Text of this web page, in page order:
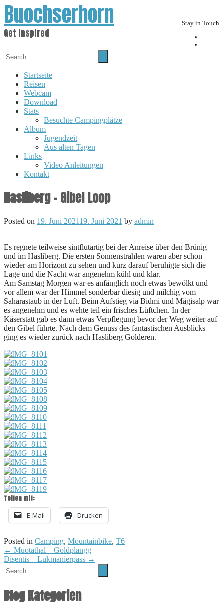
Buochserhorn
Get inspired
Stay in Touch
Startseite
Reisen
Webcam
Download
Stats
Besuchte Campingplätze
Album
Jugendzeit
Aus alten Tagen
Links
Video Anleitungen
Kontakt
Hasliberg – Gibel Loop
Posted on 19. Juni 202119. Juni 2021 by admin
Es regnete teilweise sintflutartig bei der Anreise über den Brünig
und im Hasliberg. Die ersten Sonnenstrahlen waren aber schon
wieder am Horizont zu sehen und kurz darauf beruhigte sich die
Lage und die Nacht war angenehm kühl und klar.
Am Samstag Morgen war es anfänglich noch etwas bewölkt und
vor allem war der Himmel sonderbar diesig und milchig vom
Saharastaub in der Luft. Beim Aufstieg via Bidmi und Mägisalp war
es angenehm und es wehte teil ein frisches Lüftchen. In der
Käserstatt gab es dann etwas Verpflegung bevor der Weg weiter auf
den Gibel führte. Nach dem Genuss des fantastischen Ausblicks
ging es wieder zurück nach Hasliberg Golderen.
Teilen mit:
E-Mail
Drucken
Posted in Camping, Mountainbike, T6
Post
navigation
← Muotathal – Goldplangg
Disentis – Lukmanierpass →
Blog Kategorien